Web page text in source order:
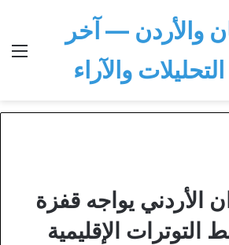
والأردن — آخر
والآراء
الأردني يواجه قفزة
التوترات الإقليمية